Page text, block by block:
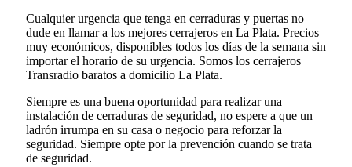
Cualquier urgencia que tenga en cerraduras y puertas no
dude en llamar a los mejores cerrajeros en La Plata. Precios
muy económicos, disponibles todos los días de la semana sin
importar el horario de su urgencia. Somos los cerrajeros
Transradio baratos a domicilio La Plata.
Siempre es una buena oportunidad para realizar una
instalación de cerraduras de seguridad, no espere a que un
ladrón irrumpa en su casa o negocio para reforzar la
seguridad. Siempre opte por la prevención cuando se trata
de seguridad.